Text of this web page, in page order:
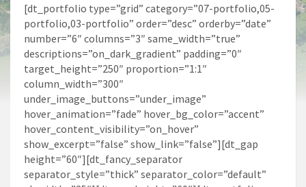
[dt_portfolio type=”grid” category=”07-portfolio,05-
portfolio,03-portfolio” order=”desc” orderby=”date”
number=”6″ columns=”3″ same_width=”true”
descriptions=”on_dark_gradient” padding=”0″
target_height=”250″ proportion=”1:1″
column_width=”300″
under_image_buttons=”under_image”
hover_animation=”fade” hover_bg_color=”accent”
hover_content_visibility=”on_hover”
show_excerpt=”false” show_link=”false”][dt_gap
height=”60″][dt_fancy_separator
separator_style=”thick” separator_color=”default”